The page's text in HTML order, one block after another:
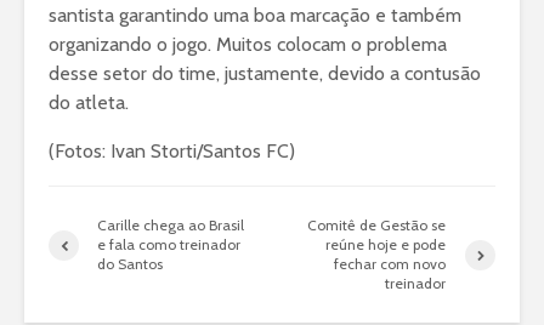
santista garantindo uma boa marcação e também
organizando o jogo. Muitos colocam o problema
desse setor do time, justamente, devido a contusão
do atleta.
(Fotos: Ivan Storti/Santos FC)
Carille chega ao Brasil
e fala como treinador
do Santos
Comitê de Gestão se
reúne hoje e pode
fechar com novo
treinador